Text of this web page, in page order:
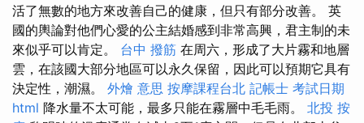
活了無數的地方來改善自己的健康，但只有部分改善。 英
國的輿論對他們心愛的公主結婚感到非常高興，君主制的未
來似乎可以肯定。 台中 撥筋 在周六，形成了大片霧和地層
雲，在該國大部分地區可以永久保留，因此可以預期它具有
決定性，潮濕。 外燴 意思 按摩課程台北 記帳士 考試日期
html 降水量不太可能，最多只能在霧層中毛毛雨。 北投 按